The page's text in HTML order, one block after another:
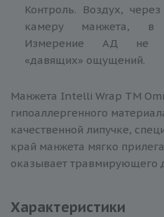
Контроль. Воздух,
камеру манжета, в
Измерение АД не
«давящих» ощущений.
Манжета Intelli Wrap ТМ
гипоаллергенного
качественной липучке,
край манжета мягко
оказывает травмирующего
Характеристики